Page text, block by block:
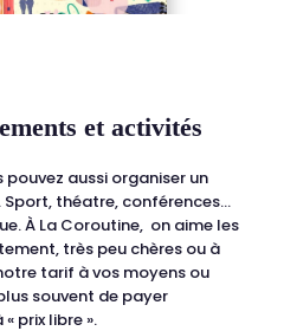
et activités
pouvez aussi organiser un
Sport, théatre, conférences…
À La Coroutine, on aime les
très peu chères ou à
tarif à vos moyens ou
souvent de payer
prix libre ».